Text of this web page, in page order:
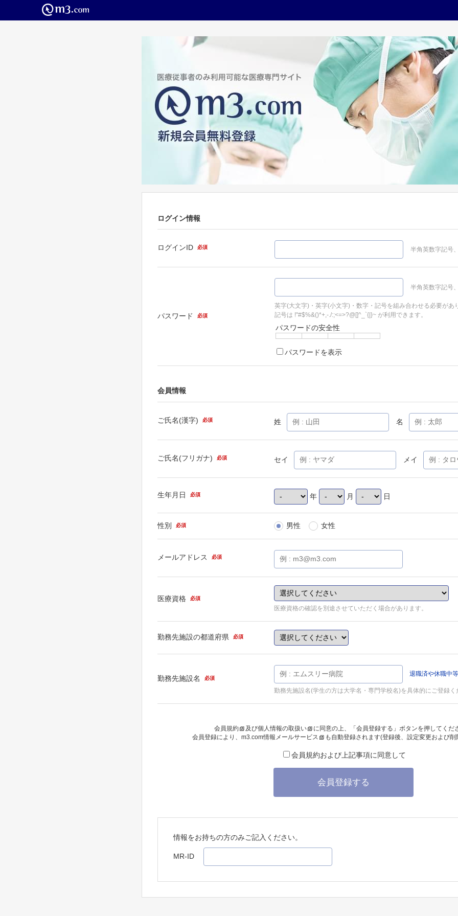
ログイン情報
ログインID 必須 半角英数字記号
パスワード 必須
半角英数字記号
英字(大文字)・英字(小文字)・数字・記号を組み合わせる必要があ
記号は !"#$%&()*+,-./:;<=>?@[]^_`{|}~ が利用できます。
パスワードの安全性
パスワードを表示
会員情報
ご氏名(漢字) 必須 姓 名
ご氏名(フリガナ) 必須 セイ メイ
生年月日 必須 年 月 日
性別 必須 男性 女性
メールアドレス 必須
医療資格 必須
医療資格の確認を別途させていただく場合があります。
勤務先施設の都道府県 必須
勤務先施設名 必須
退職済や休職中
勤務先施設名(学生の方は大学名・専門学校名)を具体的にご登録く
会員規約 及び個人情報の取扱い
に同意の上、「会員登録する」ボタンを押してくだ
会員登録により、 m3.com情報メールサービス も自動登録されます(登録後、設定変更および
会員規約および上記事項に同意して
会員登録する
情報をお持ちの方のみご記入ください。
MR-ID